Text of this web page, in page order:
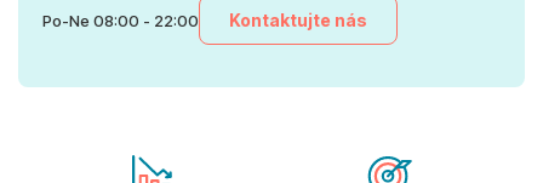
Po-Ne 08:00 - 22:00 Kontaktujte nás